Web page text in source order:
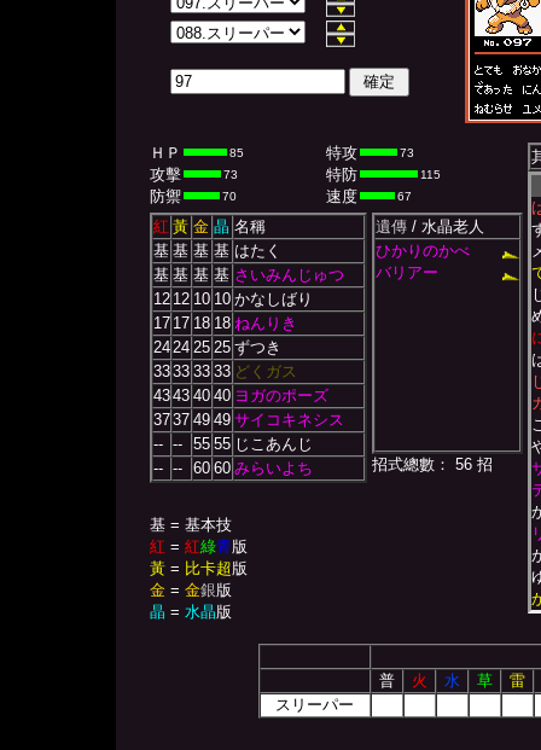
ＨＰ 85 特攻 73
攻擊 73 特防 115
防禦 70 速度 67
紅 黃 金 晶 名稱
基 基 基 基 はたく
基 基 基 基 さいみんじゅつ
12 12 10 10 かなしばり
17 17 18 18 ねんりき
2424 25 25 ずつき
3333 33 33 どくガス
4343 40 40 ヨガのポーズ
3737 49 49 サイコキネシス
-- -- 55 55 じこあんじ
-- -- 60 60 みらいよち
基 = 基本技
紅 = 紅綠青版
黃= 比卡超 版
金= 金銀 版
晶 = 水晶 版
遺傳/ 水晶老人
ひかりのかべ
バリアー
招式總數： 56 招
普 火 水 草
雷
スリーパー